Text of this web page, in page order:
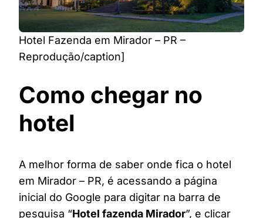
Hotel Fazenda em Mirador – PR –
Reprodução/caption]
Como chegar no
hotel
A melhor forma de saber onde fica o hotel
em Mirador – PR, é acessando a página
inicial do Google para digitar na barra de
pesquisa “Hotel fazenda Mirador”, e clicar